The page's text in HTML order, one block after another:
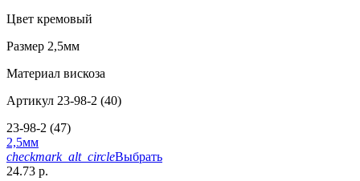
Цвет кремовый
Размер 2,5мм
Материал вискоза
Артикул 23-98-2 (40)
23-98-2 (47)
2,5мм
checkmark_alt_circleВыбрать
24.73 р.